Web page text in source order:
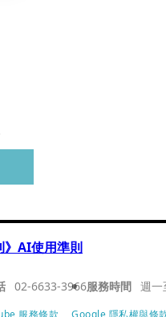
》AI使用準則
02-6633-3966服務時間 週一
服務條款 Google 隱私權與條